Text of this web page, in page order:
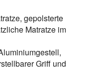
gepolsterte
Matratze im
Griff und